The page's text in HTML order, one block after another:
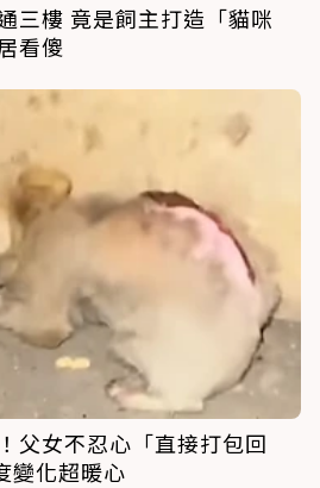
三樓 竟是飼主打造「貓咪
看傻
父女不忍心「直接打包回
變化超暖心